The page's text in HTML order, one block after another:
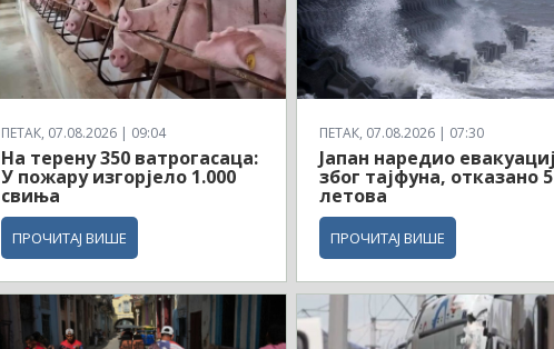
ПЕТАК, 07.08.2026 | 09:04
На терену 350 ватрогасаца:
У пожару изгорјело 1.000
свиња
ПРОЧИТАЈ ВИШЕ
ПЕТАК, 07.08.2026 | 07:30
Јапан наредио
због тајфуна, отказано
летова
ПРОЧИТАЈ ВИШЕ